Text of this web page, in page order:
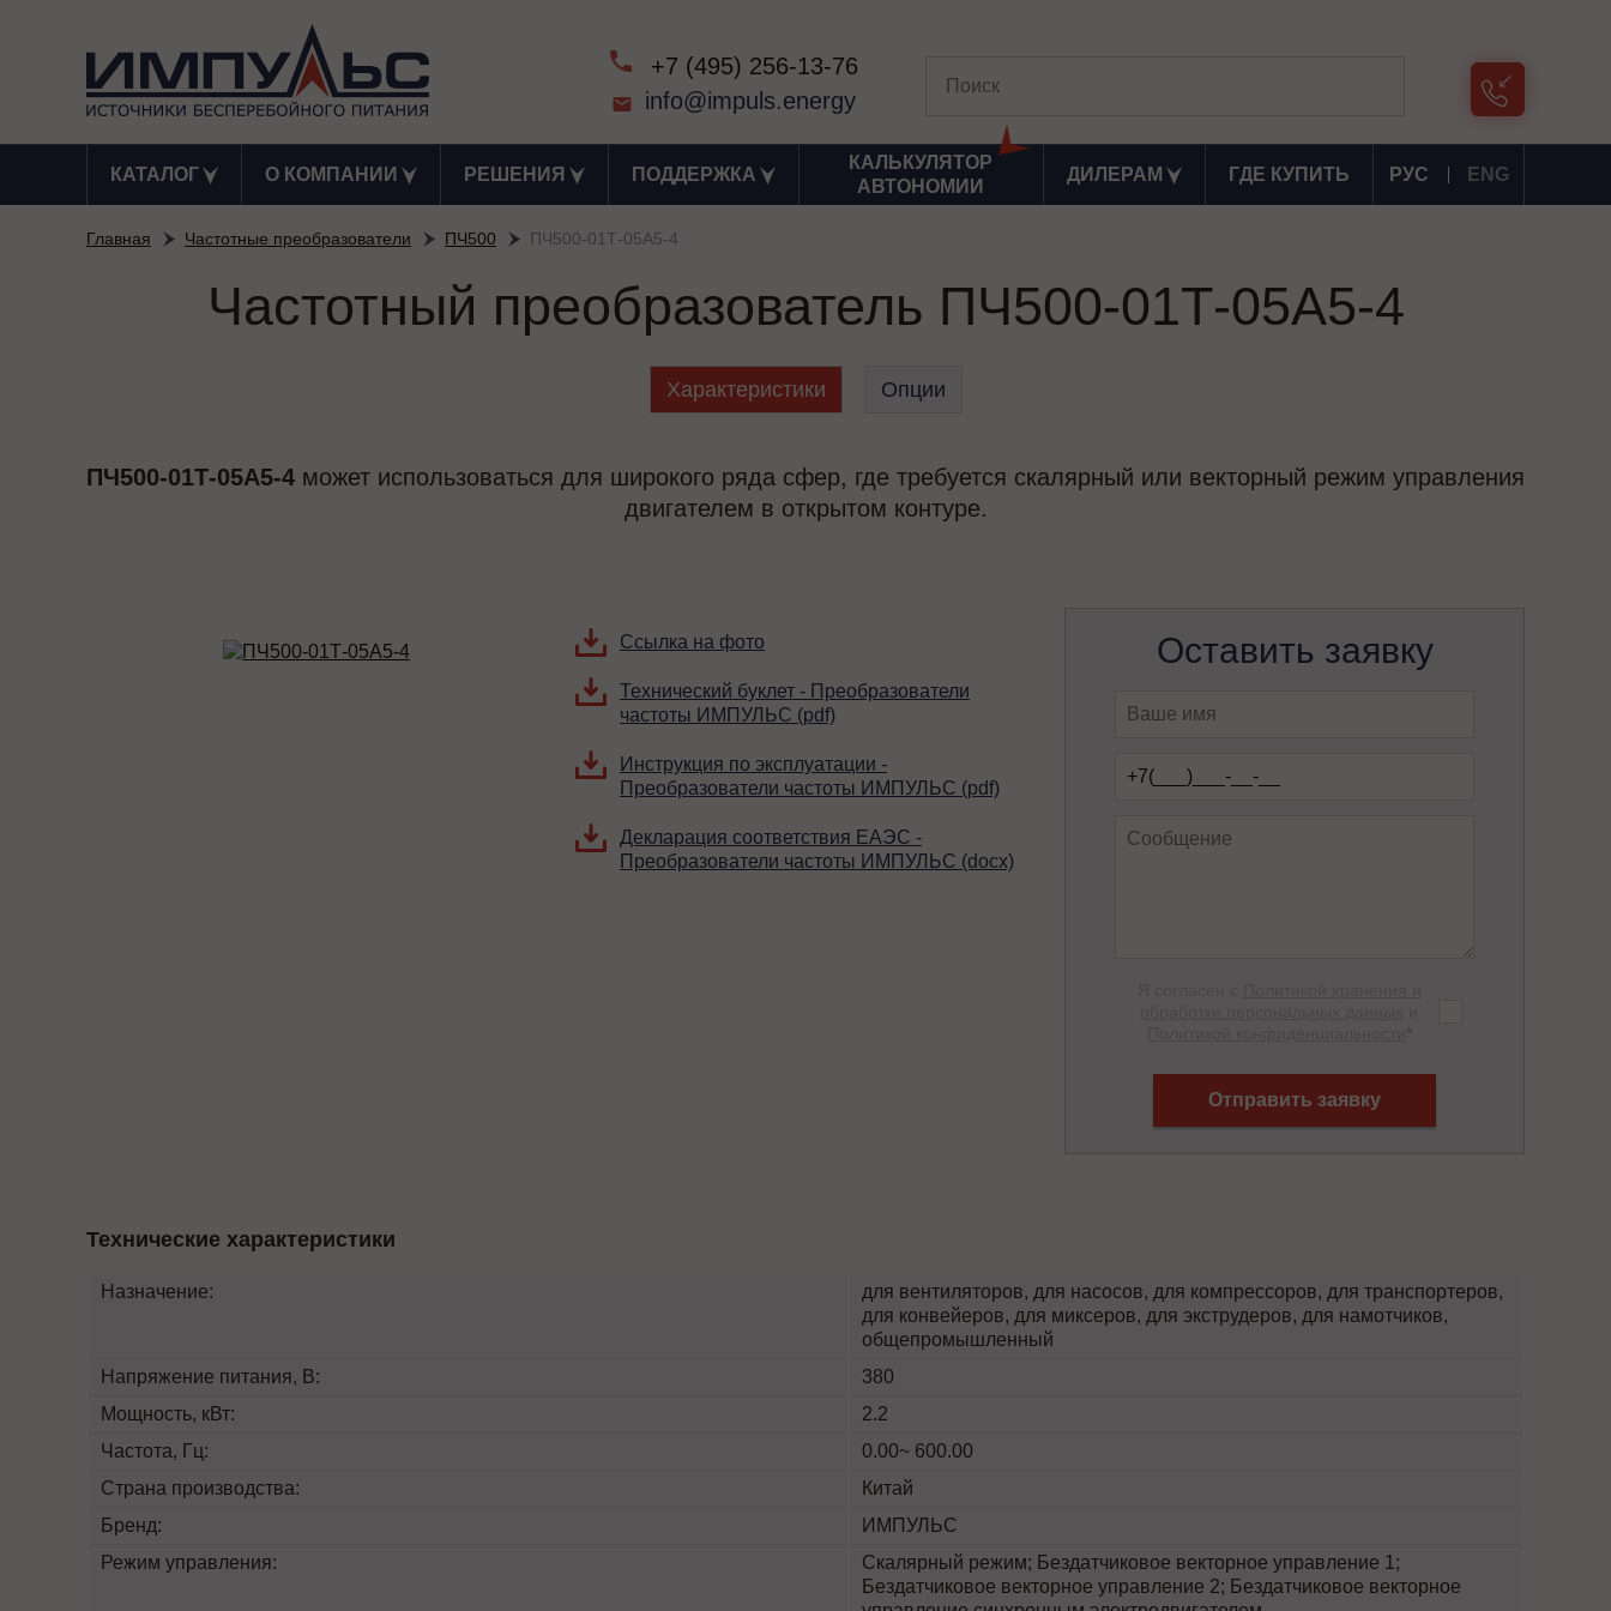
+7 (495) 256-13-76
info@impuls.energy
КАТАЛОГ О КОМПАНИИ РЕШЕНИЯ ПОДДЕРЖКА
КАЛЬКУЛЯТОР
АВТОНОМИИ
ДИЛЕРАМ ГДЕ КУПИТЬ РУС ENG
Главная Частотные преобразователи ПЧ500 ПЧ500-01Т-05А5-4
Частотный преобразователь ПЧ500-01Т-05А5-4
Характеристики Опции
ПЧ500-01Т-05А5-4 может использоваться для широкого ряда сфер, где требуется скалярный или векторный режим управления
двигателем в открытом контуре.
Ссылка на фото
Технический буклет - Преобразователи
частоты ИМПУЛЬС (pdf)
Инструкция по эксплуатации -
Преобразователи частоты ИМПУЛЬС (pdf)
Декларация соответствия ЕАЭС -
Преобразователи частоты ИМПУЛЬС (docx)
Оставить заявку
Отправить заявку
Технические характеристики
Назначение:
для вентиляторов, для насосов, для компрессоров, для транспортеров,
для конвейеров, для миксеров, для экструдеров, для намотчиков,
общепромышленный
Напряжение питания, В:
380
Мощность, кВт:
2.2
Частота, Гц:
0.00~ 600.00
Страна производства:
Китай
Бренд:
ИМПУЛЬС
Режим управления:
Скалярный режим; Бездатчиковое векторное управление 1;
Бездатчиковое векторное управление 2; Бездатчиковое векторное